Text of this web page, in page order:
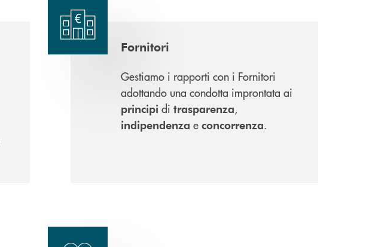
Fornitori
Gestiamo i rapporti con i Fornitori
adottando una condotta improntata ai
principi ditrasparenza,
indipendenza econcorrenza.